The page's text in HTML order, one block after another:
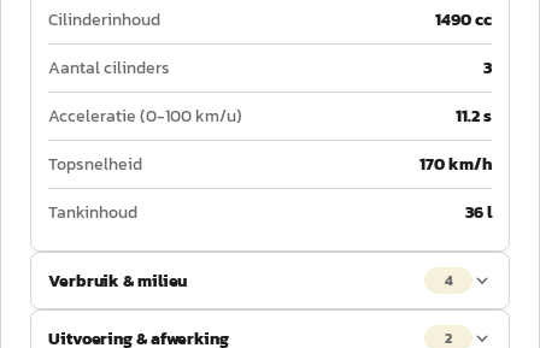
Cilinderinhoud
1490 cc
Aantal cilinders
3
Acceleratie (0-100 km/u)
11.2 s
Topsnelheid
170 km/h
Tankinhoud
36 l
Verbruik & milieu 4
Uitvoering & afwerking 2